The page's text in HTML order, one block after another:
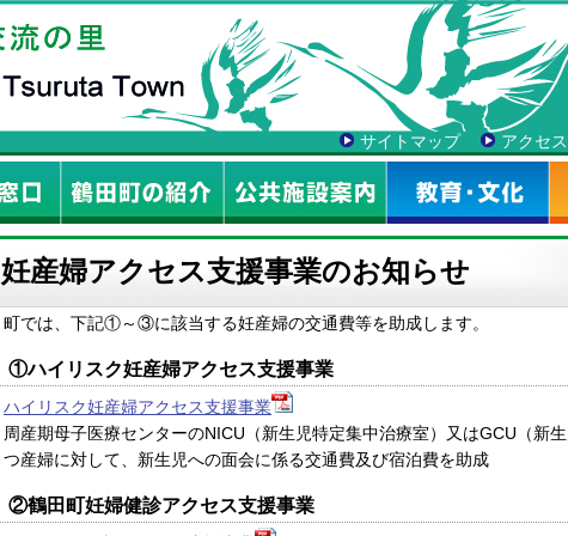
サイトマップ アクセス
妊産婦アクセス支援事業のお知らせ
町では、下記①～③に該当する妊産婦の交通費等を助成します。
①ハイリスク妊産婦アクセス支援事業
ハイリスク妊産婦アクセス支援事業
周産期母子医療センターのNICU（新生児特定集中治療室）又はGCU（新
つ産婦に対して、新生児への面会に係る交通費及び宿泊費を助成
②鶴田町妊婦健診アクセス支援事業